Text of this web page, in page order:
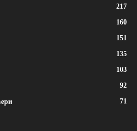
217
160
151
135
103
92
71